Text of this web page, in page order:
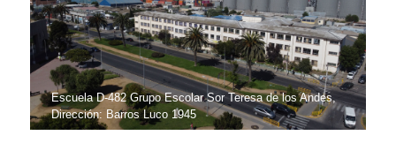
Escuela D-482 Grupo Escolar Sor Teresa de los Andes,
Dirección: Barros Luco 1945